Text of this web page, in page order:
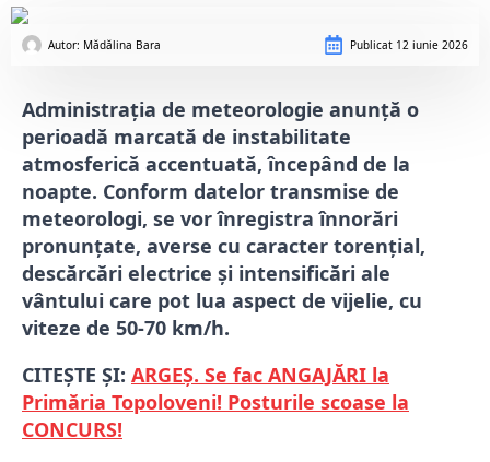
Autor: Mădălina Bara Publicat 12 iunie 2026
Administrația de meteorologie anunță o
perioadă marcată de instabilitate
atmosferică accentuată, începând de la
noapte. Conform datelor transmise de
meteorologi, se vor înregistra înnorări
pronunțate, averse cu caracter torențial,
descărcări electrice și intensificări ale
vântului care pot lua aspect de vijelie, cu
viteze de 50-70 km/h.
CITEȘTE ȘI: ARGEȘ. Se fac ANGAJĂRI la
Primăria Topoloveni! Posturile scoase la
CONCURS!